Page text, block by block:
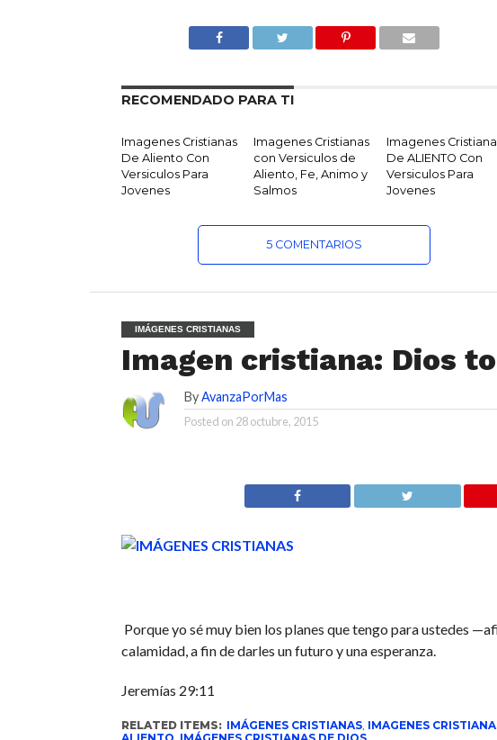
RECOMENDADO PARA TI
Imagenes Cristianas
De Aliento Con
Versiculos Para
Jovenes
Imagenes Cristianas
con Versiculos de
Aliento, Fe, Animo y
Salmos
Imagenes
De ALIENTO Con
Versiculos Para
Jovenes
5 COMENTARIOS
IMÁGENES CRISTIANAS
Imagen cristiana: Dios
ByAvanzaPorMas
Posted on 28 octubre, 2015
Porque yo sé muy bien los planes que tengo para ustedes
calamidad, a fin de darles un futuro y una esperanza.
Jeremías 29:11
RELATED ITEMS: IMÁGENES CRISTIANAS, IMAGENES